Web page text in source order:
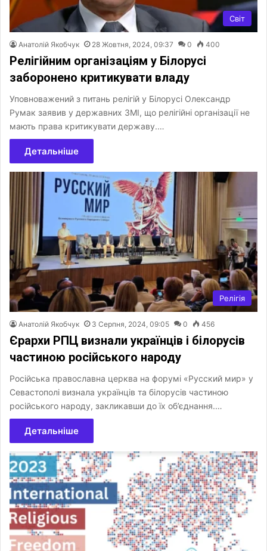
Світ
Анатолій Якобчук 28 Жовтня, 2024, 09:37 0 400
Релігійним організаціям у Білорусі
заборонено критикувати владу
Уповноважений з питань релігій у Білорусі Олександр
Румак заявив у державних ЗМІ, що релігійні організації не
мають права критикувати державу.…
Детальніше
Релігія
Анатолій Якобчук 3 Серпня, 2024, 09:05 0 456
Єрархи РПЦ визнали українців і білорусів
частиною російського народу
Російська православна церква на форумі «Русский мир» у
Севастополі визнала українців та білорусів частиною
російського народу, закликавши до їх об’єднання.…
Детальніше